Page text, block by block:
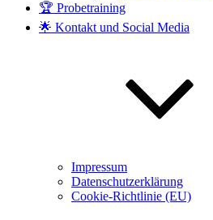
🏆 Probetraining
🌟 Kontakt und Social Media
Impressum
Datenschutzerklärung
Cookie-Richtlinie (EU)